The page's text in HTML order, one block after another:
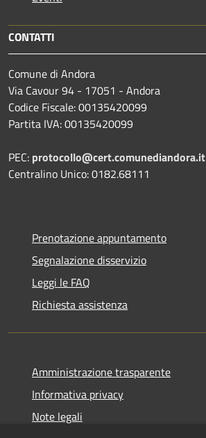
CONTATTI
Comune di Andora
Via Cavour 94 - 17051 - Andora
Codice Fiscale: 00135420099
Partita IVA: 00135420099
PEC: protocollo@cert.comunediandora.it
Centralino Unico: 0182.68111
Prenotazione appuntamento
Segnalazione disservizio
Leggi le FAQ
Richiesta assistenza
Amministrazione trasparente
Informativa privacy
Note legali